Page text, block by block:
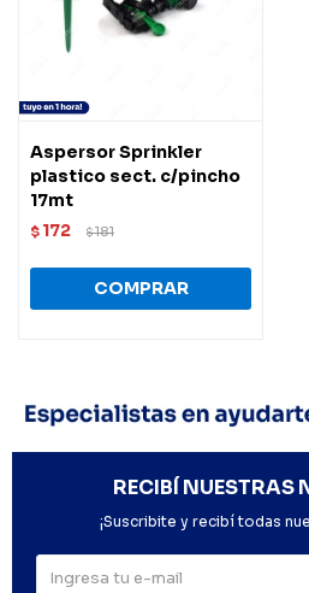
Aspersor Sprinkler
plastico sect. c/pincho
17mt
$ 172 $181
RECIBÍ NUESTRAS
¡Suscribite y recibí todas